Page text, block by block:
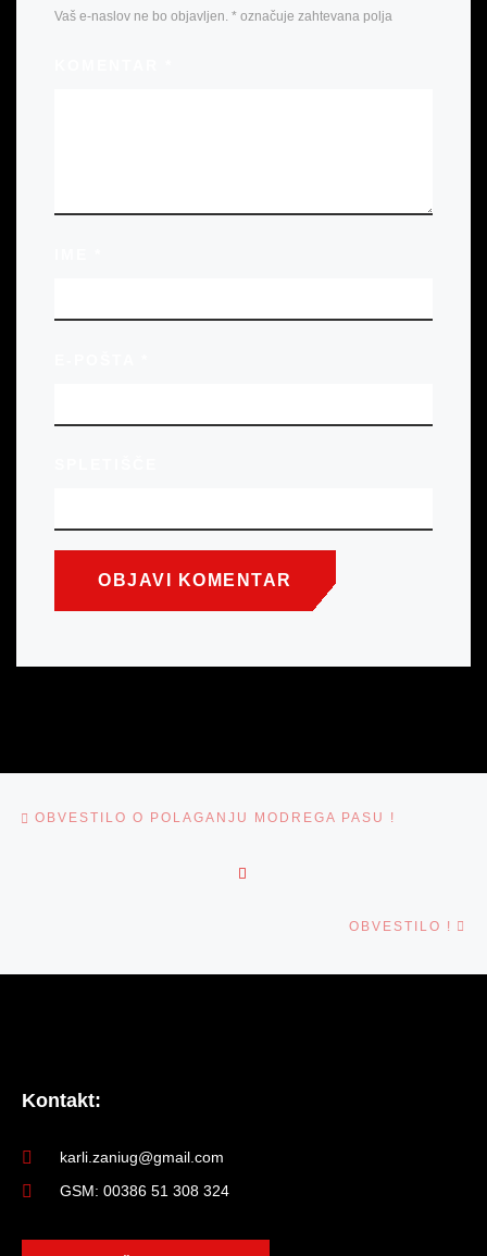
Vaš e-naslov ne bo objavljen. * označuje zahtevana polja
NAVIGACIJA MED PRISPEVKI
OBVESTILO O POLAGANJU MODREGA PASU !
OBVESTILO !
Kontakt:
karli.zaniug@gmail.com
GSM: 00386 51 308 324